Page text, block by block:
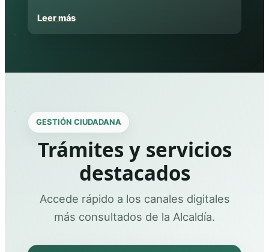
Leer más
GESTIÓN CIUDADANA
Trámites y servicios
destacados
Accede rápido a los canales digitales
más consultados de la Alcaldía.